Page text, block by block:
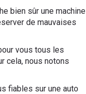
bien sûr une machine
de mauvaises
vous tous les
cela, nous notons
fiables sur une auto